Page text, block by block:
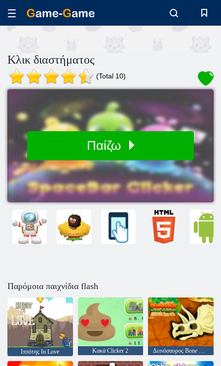
Κλικ διαστήματος
(Total 10)
Παίζω
Παρόμοια παιχνίδια flash
Ιππότης In Love Κακά Clicker 2 Δεινόσαυρος Bone Digging